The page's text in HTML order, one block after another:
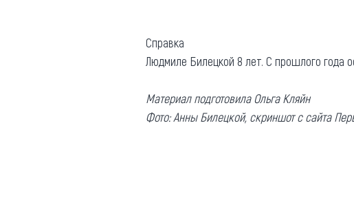
Справка
Людмиле Билецкой 8 лет. С прошлого года
Материал подготовила Ольга Кляйн
Фото: Анны Билецкой, скриншот с сайта